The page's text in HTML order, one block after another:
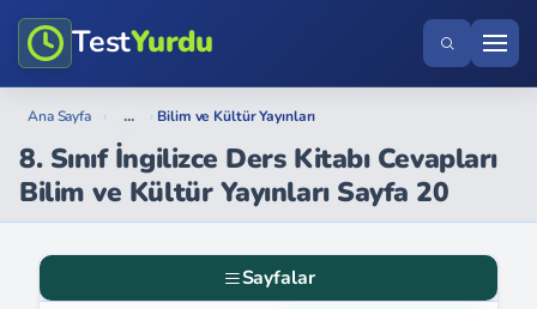
TestYurdu
Ana Sayfa › ... › Bilim ve Kültür Yayınları
8. Sınıf İngilizce Ders Kitabı Cevapları
Bilim ve Kültür Yayınları Sayfa 20
Sayfalar